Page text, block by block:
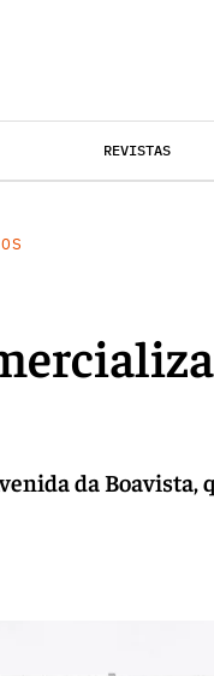
REVISTAS
da Boavista,